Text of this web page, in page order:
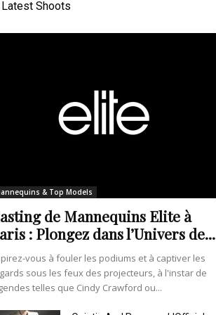
Latest Shoots
& Top Models
de Mannequins Elite à
: Plongez dans l’Univers de...
vous à fouler les podiums et à captiver les
sous les feux des projecteurs, à l'instar de
telles que Cindy Crawford ou...